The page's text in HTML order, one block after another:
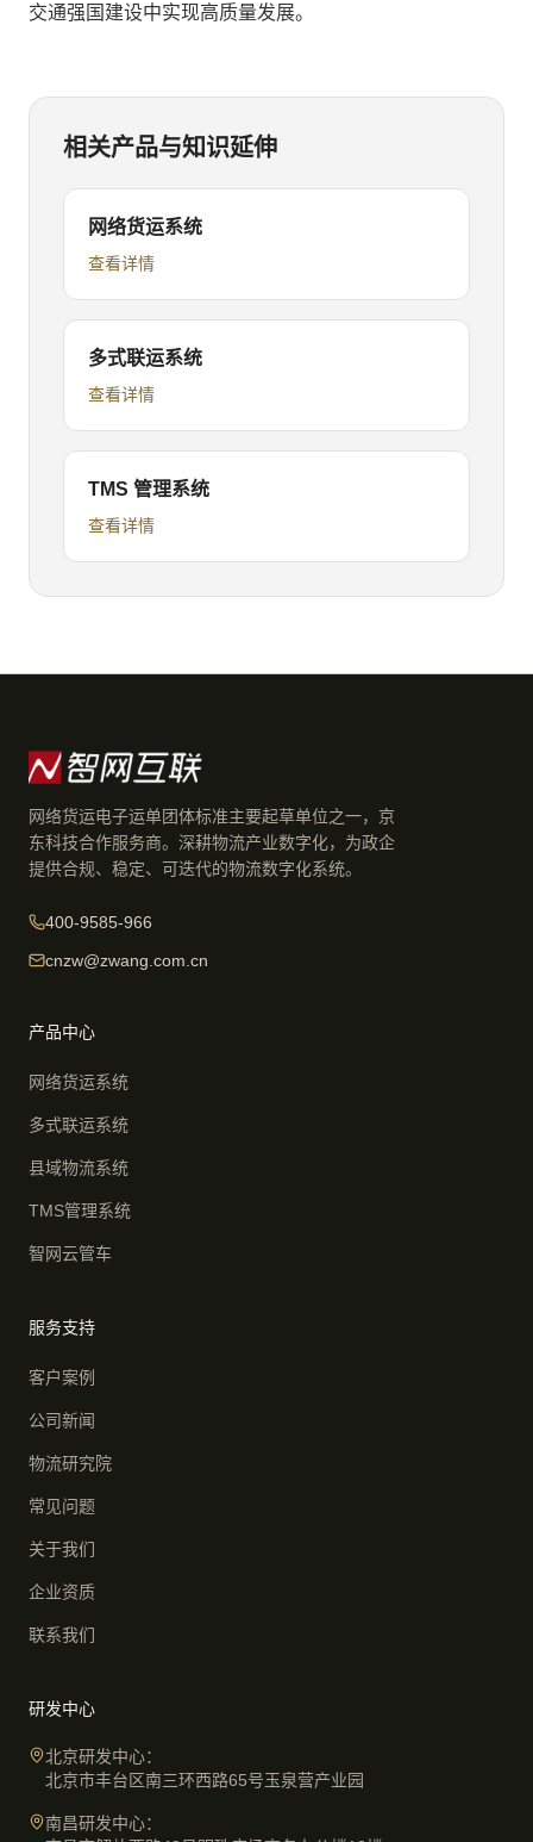
交通强国建设中实现高质量发展。
相关产品与知识延伸
网络货运系统
查看详情
多式联运系统
查看详情
TMS 管理系统
查看详情
网络货运电子运单团体标准主要起草单位之一，京
东科技合作服务商。深耕物流产业数字化，为政企
提供合规、稳定、可迭代的物流数字化系统。
400-9585-966
cnzw@zwang.com.cn
产品中心
网络货运系统
多式联运系统
县域物流系统
TMS管理系统
智网云管车
服务支持
客户案例
公司新闻
物流研究院
常见问题
关于我们
企业资质
联系我们
研发中心
北京研发中心：
北京市丰台区南三环西路65号玉泉营产业园
南昌研发中心：